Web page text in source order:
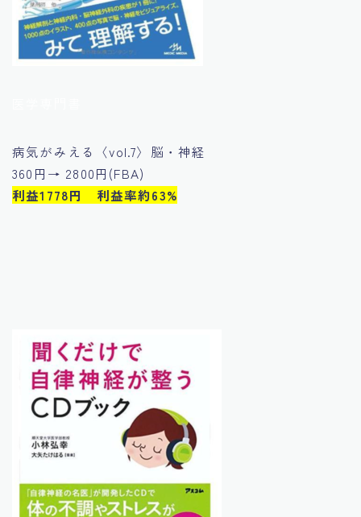
病気がみえる〈vol.7〉脳・神経
360円→ 2800円(FBA)
利益1778円 利益率約63%